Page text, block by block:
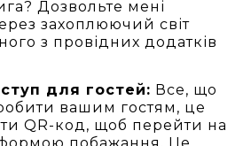
Дозвольте мені
захоплюючий світ
з провідних додатків
для гостей: Все, що
вашим гостям, це
QR-код, щоб перейти на